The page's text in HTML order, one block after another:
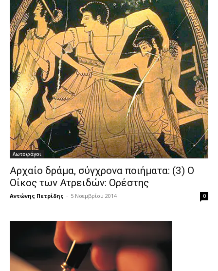
Λωτοφάγοι
Αρχαίο δράμα, σύγχρονα ποιήματα: (3) Ο
Οίκος των Ατρειδών: Ορέστης
Αντώνης Πετρίδης - 5 Νοεμβρίου 2014 0